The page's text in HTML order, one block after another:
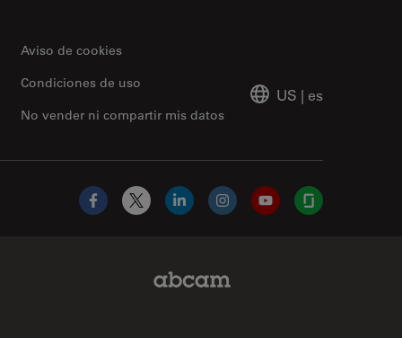
Aviso de cookies
No vender ni compartir mis datos
Condiciones de uso
US | es
Facebook
X LinkedInInstagramYouTubeGlassdoor